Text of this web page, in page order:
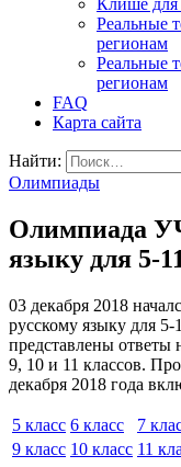
Клише для
Реальные
регионам
Реальные
регионам
FAQ
Карта сайта
Найти:
Олимпиады
Олимпиада
языку для 5-
03 декабря 2018
русскому языку для 5-
представлены ответы
9, 10 и 11 классов.
декабря 2018 года
5 класс 6 класс 7
9 класс 10 класс 11